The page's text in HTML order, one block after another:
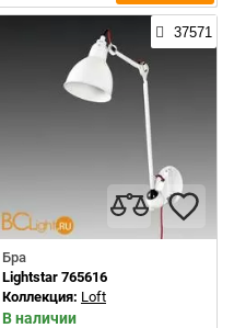
37571
Бра
Lightstar 765616
Коллекция: Loft
В наличии